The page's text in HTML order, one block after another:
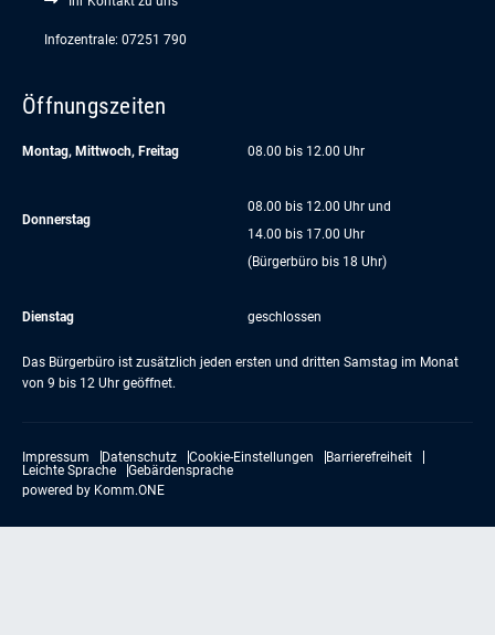
Infozentrale: 07251 790
Öffnungszeiten
Montag, Mittwoch, Freitag 08.00 bis 12.00 Uhr
Donnerstag
08.00 bis 12.00 Uhr und
14.00 bis 17.00 Uhr
(Bürgerbüro bis 18 Uhr)
Dienstag geschlossen
Das Bürgerbüro ist zusätzlich jeden ersten und dritten Samstag im Monat
von 9 bis 12 Uhr geöffnet.
Impressum Datenschutz Cookie-Einstellungen
Barrierefreiheit
Leichte Sprache
Gebärdensprache
powered by Komm.ONE